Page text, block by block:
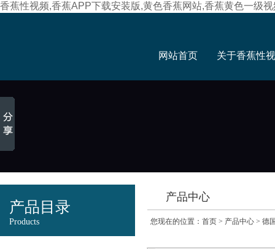
香蕉性视频,香蕉APP下载安装版,黄色香蕉网站,香蕉黄色一级视
网站首页 关于香蕉性
产品目录
Products
产品中心
您现在的位置： 首页 > 产品中心 > 德